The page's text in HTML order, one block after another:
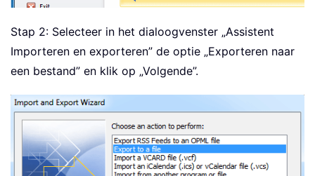
Stap 2: Selecteer in het dialoogvenster „Assistent
Importeren en exporteren” de optie „Exporteren naar
een bestand” en klik op „Volgende”.